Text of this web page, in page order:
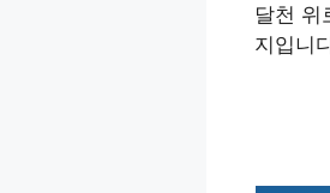
달천 위
지입니